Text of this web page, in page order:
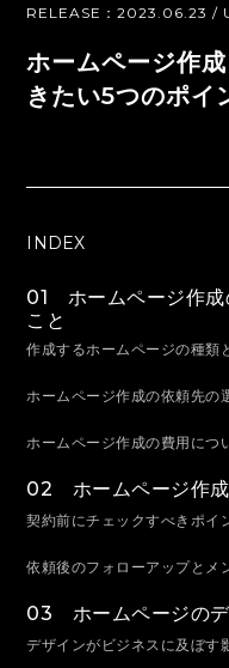
RELEASE：2023.06.23 /
ホームページ作
きたい5つのポイ
INDEX
01 ホームページ作成
こと
作成するホームページの種類
ホームページ作成の依頼先の
ホームページ作成の費用につ
02 ホームページ作成
契約前にチェックすべきポイ
依頼後のフォローアップとメ
03 ホームページのデ
デザインがビジネスに及ぼす